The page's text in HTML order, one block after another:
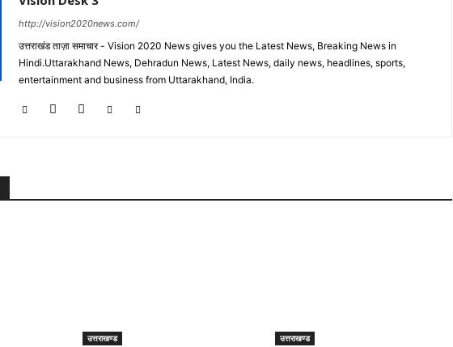
http://vision2020news.com/
उत्तराखंड ताज़ा समाचार - Vision 2020 News gives you the Latest News, Breaking News in
Hindi.Uttarakhand News, Dehradun News, Latest News, daily news, headlines, sports,
entertainment and business from Uttarakhand, India.
उत्तराखण्ड उत्तराखण्ड